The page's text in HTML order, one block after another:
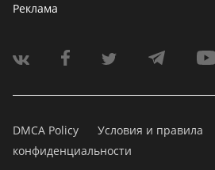
Реклама
DMCA Policy Условия и правила
конфиденциальности